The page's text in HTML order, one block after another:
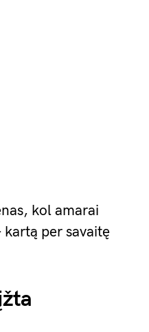
kol amarai
kartą per savaitę